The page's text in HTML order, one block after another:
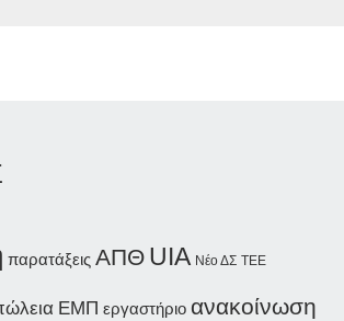
παρατάξεις ΑΠΘ UIA Νέο ΔΣ ΤΕΕ
ΕΜΠ εργαστήριο ανακοίνωση